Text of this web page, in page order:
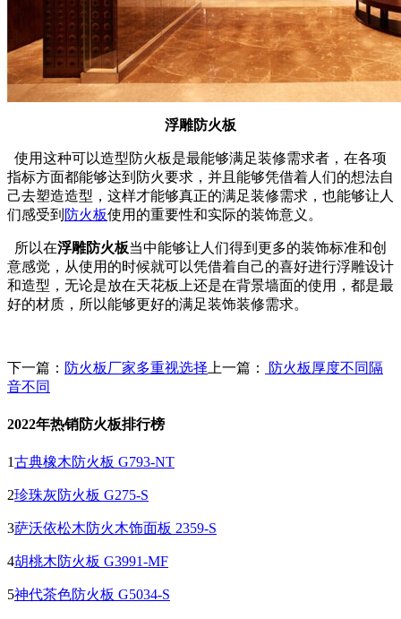
浮雕防火板
使用这种可以造型防火板是最能够满足装修需求者，在各项
指标方面都能够达到防火要求，并且能够凭借着人们的想法自
己去塑造造型，这样才能够真正的满足装修需求，也能够让人
们感受到 防火板使用的重要性和实际的装饰意义。
所以在浮雕防火板当中能够让人们得到更多的装饰标准和创
意感觉，从使用的时候就可以凭借着自己的喜好进行浮雕设计
和造型，无论是放在天花板上还是在背景墙面的使用，都是最
好的材质，所以能够更好的满足装饰装修需求。
下一篇： 防火板厂家多重视选择 上一篇：
防火板厚度不同隔
音不同
2022年热销防火板排行榜
1古典橡木防火板 G793-NT
2珍珠灰防火板 G275-S
3萨沃依松木防火木饰面板 2359-S
4胡桃木防火板 G3991-MF
5神代茶色防火板 G5034-S